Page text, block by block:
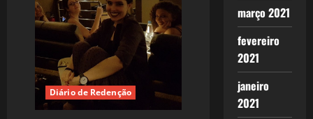
Diário de Redenção
março 2021
fevereiro
2021
janeiro
2021